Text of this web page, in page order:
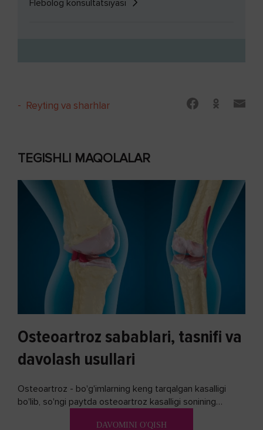
Flebolog konsultatsiyasi
- Reyting va sharhlar
TEGISHLI MAQOLALAR
Osteoartroz sabablari, tasnifi va
davolash usullari
Osteoartroz - bo'g'imlarning keng tarqalgan kasalligi
bo'lib, so'ngi paytda osteoartroz kasalligi sonining
DAVOMINI O'QISH